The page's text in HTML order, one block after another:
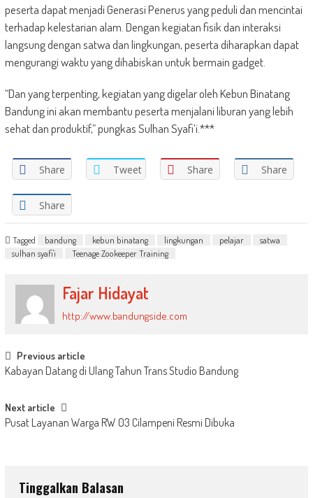
peserta dapat menjadi Generasi Penerus yang peduli dan mencintai
terhadap kelestarian alam. Dengan kegiatan fisik dan interaksi
langsung dengan satwa dan lingkungan, peserta diharapkan dapat
mengurangi waktu yang dihabiskan untuk bermain gadget.
“Dan yang terpenting, kegiatan yang digelar oleh Kebun Binatang
Bandung ini akan membantu peserta menjalani liburan yang lebih
sehat dan produktif,” pungkas Sulhan Syafi’i.***
Share Tweet Share Share
Share
Tagged bandung kebun binatang lingkungan pelajar
satwa
sulhan syafi'i
Teenage Zookeeper Training
Fajar Hidayat
http://www.bandungside.com
Post
navigation
Previous article
Kabayan Datang di Ulang Tahun Trans Studio Bandung
Next article
Pusat Layanan Warga RW 03 Cilampeni Resmi Dibuka
Tinggalkan Balasan